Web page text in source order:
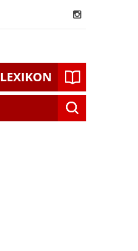
LEXIKON
Suchen
nach: